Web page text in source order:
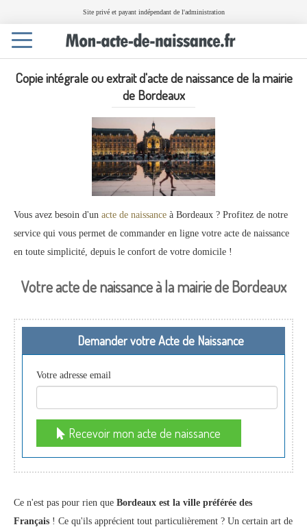
Site privé et payant indépendant de l'administration
Toggle
navigation
Copie intégrale ou extrait d'acte de naissance de la mairie
de Bordeaux
Vous avez besoin d'un acte de naissance à Bordeaux ? Profitez de notre
service qui vous permet de commander en ligne votre acte de naissance
en toute simplicité, depuis le confort de votre domicile !
Votre acte de naissance à la mairie de Bordeaux
Demander votre Acte de Naissance
Votre adresse email
Recevoir mon acte de naissance
Ce n'est pas pour rien que Bordeaux est la ville préférée des
Français ! Ce qu'ils apprécient tout particulièrement ? Un certain art de